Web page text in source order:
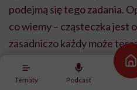
Tematy Podcast
podejmą się tego zadania.
co wiemy – cząsteczka jest
zasadniczo każdy może
przekształcić je w lek i